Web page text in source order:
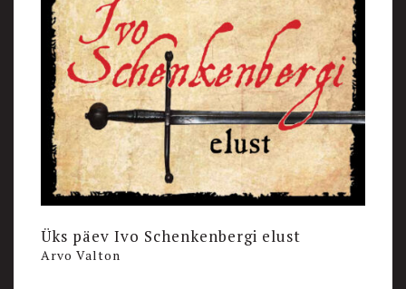
Üks päev Ivo Schenkenbergi elust
Arvo Valton